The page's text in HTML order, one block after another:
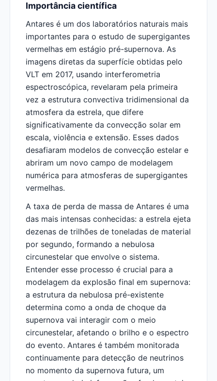
Importância científica
Antares é um dos laboratórios naturais mais
importantes para o estudo de supergigantes
vermelhas em estágio pré-supernova. As
imagens diretas da superfície obtidas pelo
VLT em 2017, usando interferometria
espectroscópica, revelaram pela primeira
vez a estrutura convectiva tridimensional da
atmosfera da estrela, que difere
significativamente da convecção solar em
escala, violência e extensão. Esses dados
desafiaram modelos de convecção estelar e
abriram um novo campo de modelagem
numérica para atmosferas de supergigantes
vermelhas.
A taxa de perda de massa de Antares é uma
das mais intensas conhecidas: a estrela ejeta
dezenas de trilhões de toneladas de material
por segundo, formando a nebulosa
circunestelar que envolve o sistema.
Entender esse processo é crucial para a
modelagem da explosão final em supernova:
a estrutura da nebulosa pré-existente
determina como a onda de choque da
supernova vai interagir com o meio
circunestelar, afetando o brilho e o espectro
do evento. Antares é também monitorada
continuamente para detecção de neutrinos
no momento da supernova futura, um